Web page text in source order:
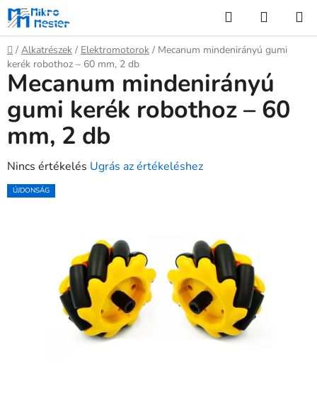
Ugrás
fő
tartalomhoz
KeresésKOSÁR
Kezdőlap
/ Alkatrészek / Elektromotorok / Mecanum mindenirányú gumi
kerék robothoz – 60 mm, 2 db
Mecanum mindenirányú
gumi kerék robothoz – 60
mm, 2 db
A
termék
Nincs értékelés Ugrás az értékeléshez
ÚJDONSÁG